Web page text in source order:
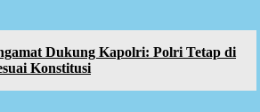
Dukung Kapolri: Polri Tetap di
Konstitusi